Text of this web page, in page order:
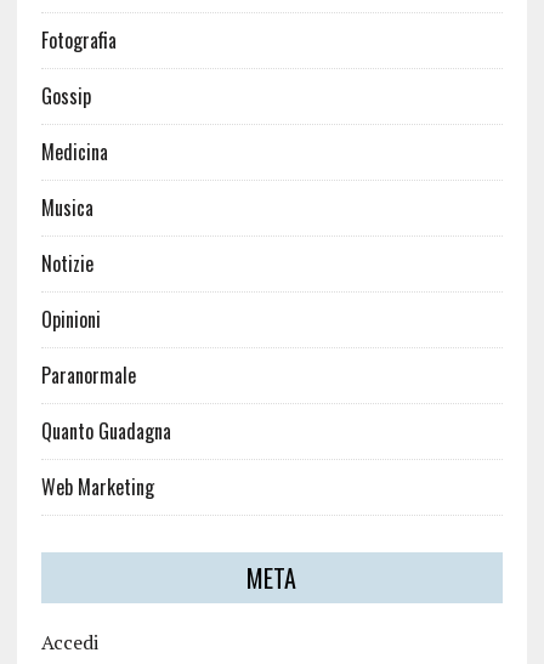
Fotografia
Gossip
Medicina
Musica
Notizie
Opinioni
Paranormale
Quanto Guadagna
Web Marketing
META
Accedi